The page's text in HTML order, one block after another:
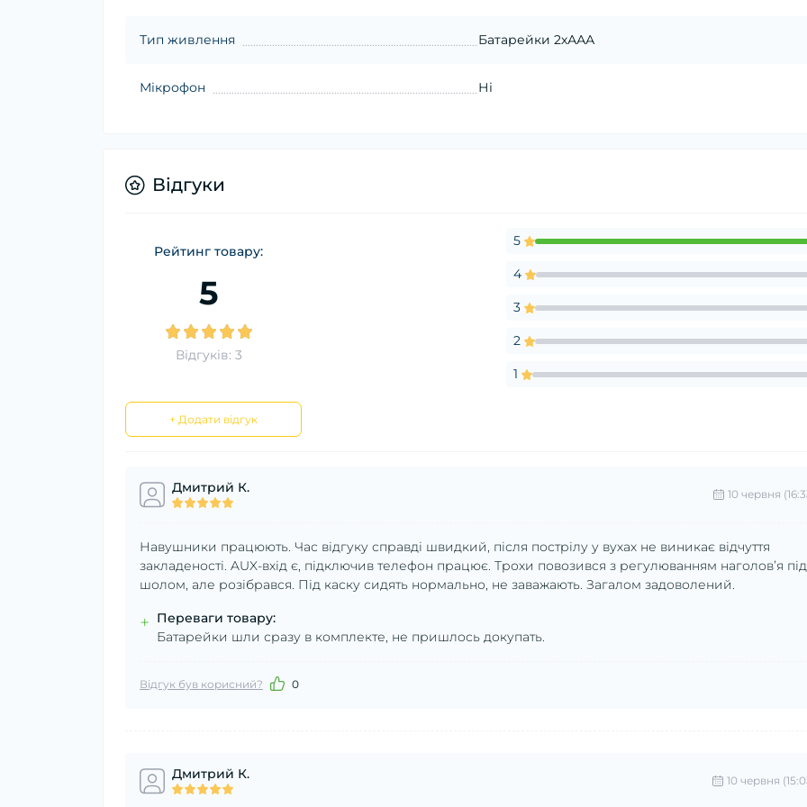
Тип живлення Батарейки 2хААА
Мікрофон Ні
Відгуки
Рейтинг товару:
5
Відгуків: 3
5
4
3
2
1
+ Додати відгук
Дмитрий К. 10 червня
Навушники працюють. Час відгуку справді швидкий, після пострілу у вухах не виникає відчуття
закладеності. AUX-вхід є, підключив телефон працює. Трохи повозився з регулюванням наголов’я під
шолом, але розібрався. Під каску сидять нормально, не заважають. Загалом задоволений.
+ Переваги товару:
Батарейки шли сразу в комплекте, не пришлось докупать.
Відгук був корисний? 0
Дмитрий К. 10 червня